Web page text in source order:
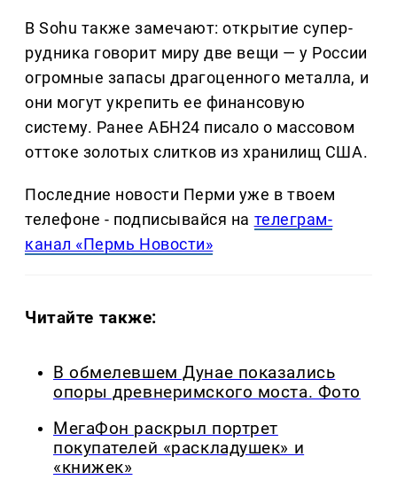
В Sohu также замечают: открытие супер-
рудника говорит миру две вещи — у России
огромные запасы драгоценного металла, и
они могут укрепить ее финансовую
систему. Ранее АБН24 писало о массовом
оттоке золотых слитков из хранилищ США.
Последние новости Перми уже в твоем
телефоне - подписывайся на телеграм-
канал «Пермь Новости»
Читайте также:
В обмелевшем Дунае показались
опоры древнеримского моста. Фото
МегаФон раскрыл портрет
покупателей «раскладушек» и
«книжек»